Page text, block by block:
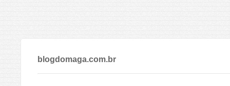
blogdomaga.com.br